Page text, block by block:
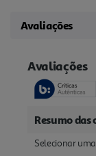
Avaliações